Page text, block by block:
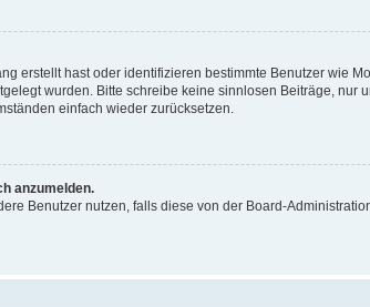
erstellt hast oder identifizieren bestimmte Benutzer wie
wurden. Bitte schreibe keine sinnlosen Beiträge,
einfach wieder zurücksetzen.
anzumelden.
Benutzer nutzen, falls diese von der Board-